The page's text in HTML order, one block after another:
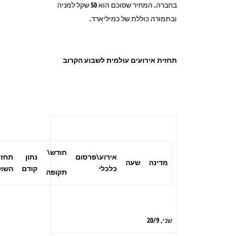
בחברה. המחיר שסוכם הוא 50 שקל למניה
ובתמורה כוללת של כמיליארד.
תחזית אירועים עולמית לשבוע הקרוב
מדינה שעה
אירוע\פרסום
כלכלי
חודש\
תקופה
נתון
קודם
שני, 20/9